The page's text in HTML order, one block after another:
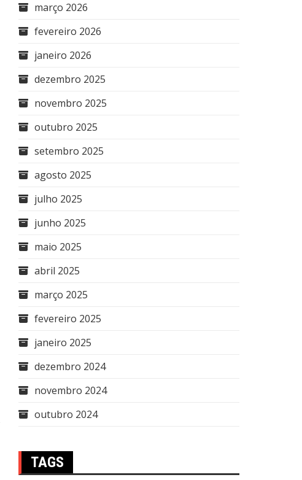
março 2026
fevereiro 2026
janeiro 2026
dezembro 2025
novembro 2025
outubro 2025
setembro 2025
agosto 2025
julho 2025
junho 2025
maio 2025
abril 2025
março 2025
fevereiro 2025
janeiro 2025
dezembro 2024
novembro 2024
outubro 2024
TAGS